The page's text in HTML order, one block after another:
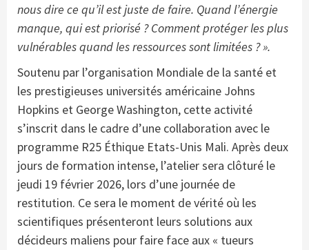
nous dire ce qu’il est juste de faire. Quand l’énergie
manque, qui est priorisé ? Comment protéger les plus
vulnérables quand les ressources sont limitées ? ».
Soutenu par l’organisation Mondiale de la santé et
les prestigieuses universités américaine Johns
Hopkins et George Washington, cette activité
s’inscrit dans le cadre d’une collaboration avec le
programme R25 Éthique Etats-Unis Mali. Après deux
jours de formation intense, l’atelier sera clôturé le
jeudi 19 février 2026, lors d’une journée de
restitution. Ce sera le moment de vérité où les
scientifiques présenteront leurs solutions aux
décideurs maliens pour faire face aux « tueurs